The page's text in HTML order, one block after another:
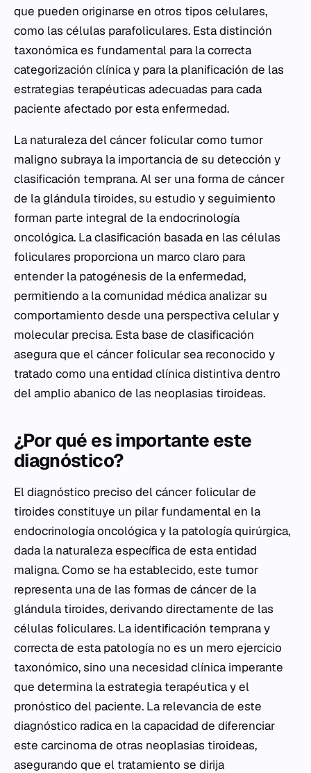
que pueden originarse en otros tipos celulares,
como las células parafoliculares. Esta distinción
taxonómica es fundamental para la correcta
categorización clínica y para la planificación de las
estrategias terapéuticas adecuadas para cada
paciente afectado por esta enfermedad.
La naturaleza del cáncer folicular como tumor
maligno subraya la importancia de su detección y
clasificación temprana. Al ser una forma de cáncer
de la glándula tiroides, su estudio y seguimiento
forman parte integral de la endocrinología
oncológica. La clasificación basada en las células
foliculares proporciona un marco claro para
entender la patogénesis de la enfermedad,
permitiendo a la comunidad médica analizar su
comportamiento desde una perspectiva celular y
molecular precisa. Esta base de clasificación
asegura que el cáncer folicular sea reconocido y
tratado como una entidad clínica distintiva dentro
del amplio abanico de las neoplasias tiroideas.
¿Por qué es importante este
diagnóstico?
El diagnóstico preciso del cáncer folicular de
tiroides constituye un pilar fundamental en la
endocrinología oncológica y la patología quirúrgica,
dada la naturaleza específica de esta entidad
maligna. Como se ha establecido, este tumor
representa una de las formas de cáncer de la
glándula tiroides, derivando directamente de las
células foliculares. La identificación temprana y
correcta de esta patología no es un mero ejercicio
taxonómico, sino una necesidad clínica imperante
que determina la estrategia terapéutica y el
pronóstico del paciente. La relevancia de este
diagnóstico radica en la capacidad de diferenciar
este carcinoma de otras neoplasias tiroideas,
asegurando que el tratamiento se dirija